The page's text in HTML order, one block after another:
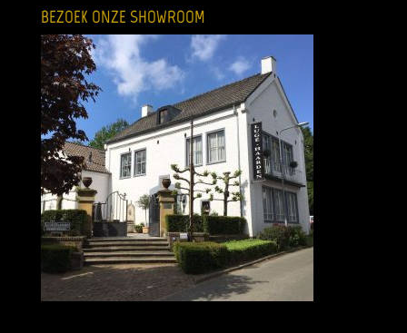
BEZOEK ONZE SHOWROOM